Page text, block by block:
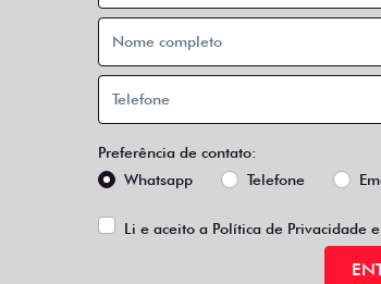
Preferência de contato:
Whatsapp
Telefone
Li e aceito a Política de Privacidadee